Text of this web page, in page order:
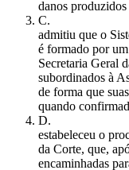
danos
C.
admitiu que o
é formado por
Secretaria Geral
subordinados à
de forma que
quando
D.
estabeleceu o
da Corte, que,
encaminhadas